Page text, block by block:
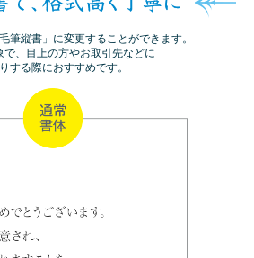
筆縦書」に変更することができます。
で、目上の方やお取引先などに
する際におすすめです。